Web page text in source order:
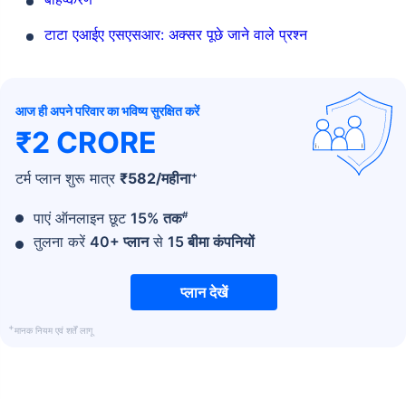
टाटा एआईए एसएसआर: अक्सर पूछे जाने वाले प्रश्न
आज ही अपने परिवार का भविष्य सुरक्षित करें
₹2 CRORE
टर्म प्लान शुरू मात्र ₹582/महीना+
पाएं ऑनलाइन छूट 15% तक#
तुलना करें 40+ प्लानसे 15 बीमा कंपनियों
प्लान देखें
+मानक नियम एवं शर्तें लागू